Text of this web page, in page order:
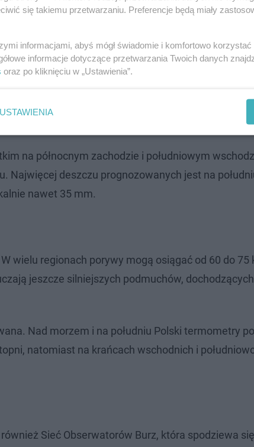
nawet 16 stopni.
pływają! Gdzie będzie burza?
się pochmurno. Nad większością kraju utrzyma się
na północnym zachodzie i południowym
Najwięcej deszczu prognozowanych jest na
nawet 35 mm.
wielu regionach porywy mogą osiągać od 60 do 75
jeszcze silniejszych podmuchów, dochodzących
Nad morzem i na południu Polski termometry
natomiast na krańcach wschodnich i
Sieć Obserwatorów Burz, która spodziewa się
się takiemu przetwarzaniu. Preferencje będą miały
informacjami, abyś mógł świadomie i komfortowo
informacje dotyczące przetwarzania Twoich danych
oraz po kliknięciu w „Ustawienia”.
USTAWIENIA